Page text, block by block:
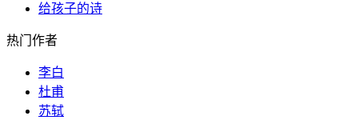
给孩子的诗
热门作者
李白
杜甫
苏轼